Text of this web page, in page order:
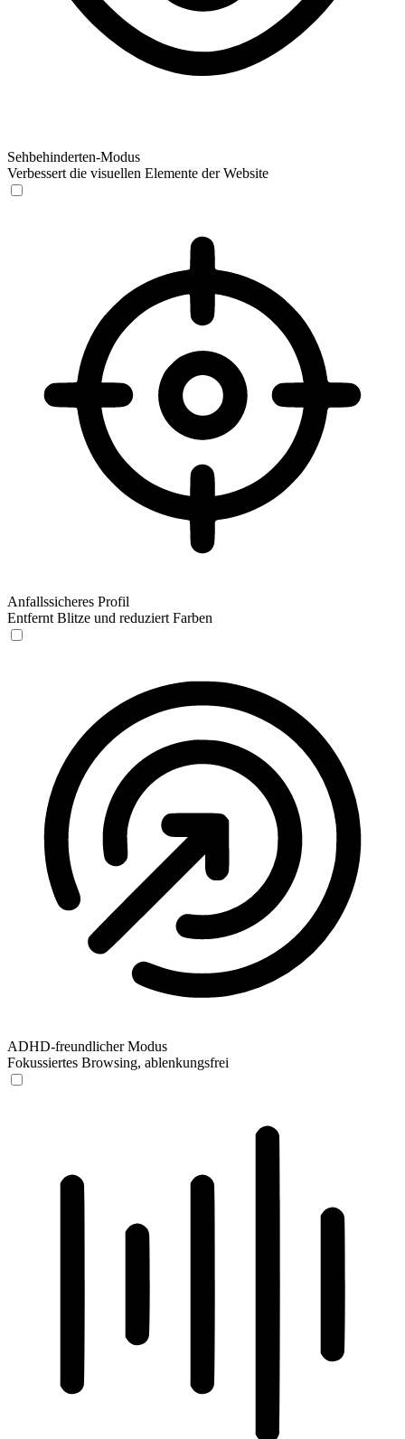
Sehbehinderten-Modus
Verbessert die visuellen Elemente der Website
Anfallssicheres Profil
Entfernt Blitze und reduziert Farben
ADHD-freundlicher Modus
Fokussiertes Browsing, ablenkungsfrei